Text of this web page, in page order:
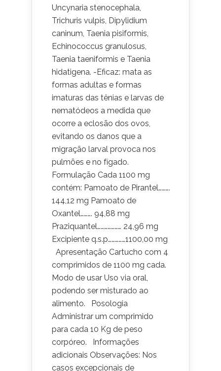
Uncynaria stenocephala,
Trichuris vulpis, Dipylidium
caninum, Taenia pisiformis,
Echinococcus granulosus,
Taenia taeniformis e Taenia
hidatigena. -Eficaz: mata as
formas adultas e formas
imaturas das tênias e larvas de
nematódeos a medida que
ocorre a eclosão dos ovos,
evitando os danos que a
migração larval provoca nos
pulmões e no fígado.
Formulação Cada 1100 mg
contém: Pamoato de Pirantel……….
144,12 mg Pamoato de
Oxantel………. 94,88 mg
Praziquantel………………… 24,96 mg
Excipiente q.s.p……………1100,00 mg
Apresentação Cartucho com 4
comprimidos de 1100 mg cada.
Modo de usar Uso via oral,
podendo ser misturado ao
alimento. Posologia
Administrar um comprimido
para cada 10 Kg de peso
corpóreo. Informações
adicionais Observações: Nos
casos excepcionais de